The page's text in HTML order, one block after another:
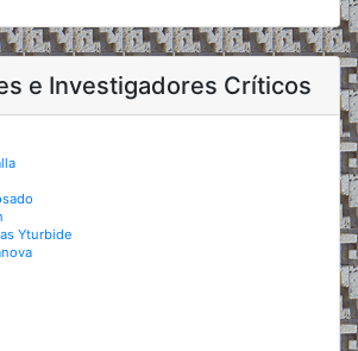
e Investigadores Críticos
Yturbide